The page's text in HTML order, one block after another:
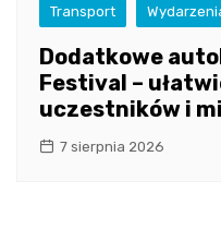
Transport
Dodatkowe
Festival –
uczestników i
7 sierpnia 2026